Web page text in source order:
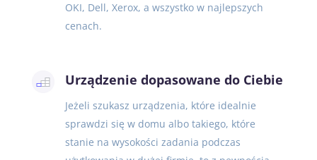
OKI, Dell, Xerox, a wszystko w najlepszych
cenach.
Urządzenie dopasowane do Ciebie
Jeżeli szukasz urządzenia, które idealnie
sprawdzi się w domu albo takiego, które
stanie na wysokości zadania podczas